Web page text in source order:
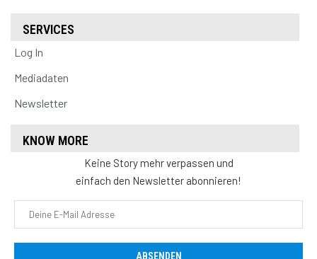
SERVICES
Log In
Mediadaten
Newsletter
KNOW MORE
Keine Story mehr verpassen und
einfach den Newsletter abonnieren!